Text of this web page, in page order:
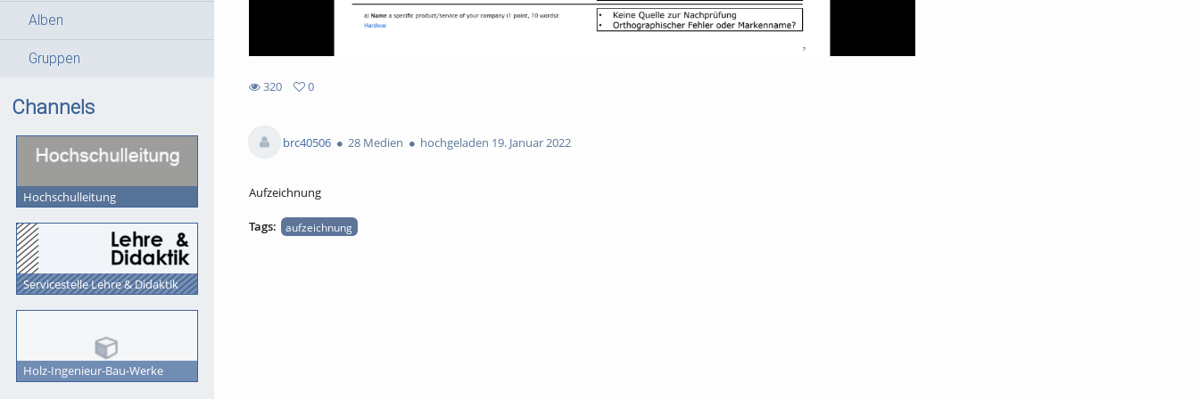
Alben
Gruppen
Channels
Hochschulleitung
Servicestelle Lehre & Didaktik
Holz-Ingenieur-Bau-Werke
320
views
0
brc40506
28 Medien hochgeladen 19. Januar 2022
Aufzeichnung
Tags: aufzeichnung